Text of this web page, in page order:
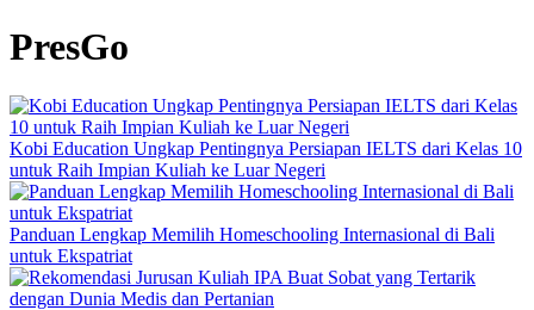
PresGo
Kobi Education Ungkap Pentingnya Persiapan IELTS dari Kelas 10
untuk Raih Impian Kuliah ke Luar Negeri
Panduan Lengkap Memilih Homeschooling Internasional di Bali
untuk Ekspatriat